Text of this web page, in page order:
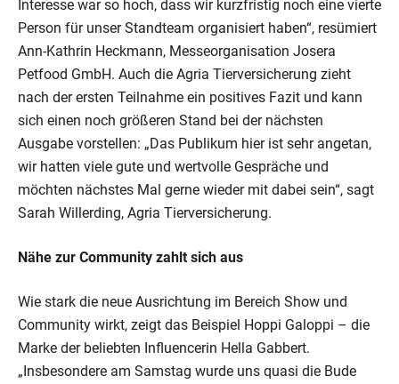
Interesse war so hoch, dass wir kurzfristig noch eine vierte
Person für unser Standteam organisiert haben“, resümiert
Ann-Kathrin Heckmann, Messeorganisation Josera
Petfood GmbH. Auch die Agria Tierversicherung zieht
nach der ersten Teilnahme ein positives Fazit und kann
sich einen noch größeren Stand bei der nächsten
Ausgabe vorstellen: „Das Publikum hier ist sehr angetan,
wir hatten viele gute und wertvolle Gespräche und
möchten nächstes Mal gerne wieder mit dabei sein“, sagt
Sarah Willerding, Agria Tierversicherung.
Nähe zur Community zahlt sich aus
Wie stark die neue Ausrichtung im Bereich Show und
Community wirkt, zeigt das Beispiel Hoppi Galoppi – die
Marke der beliebten Influencerin Hella Gabbert.
„Insbesondere am Samstag wurde uns quasi die Bude